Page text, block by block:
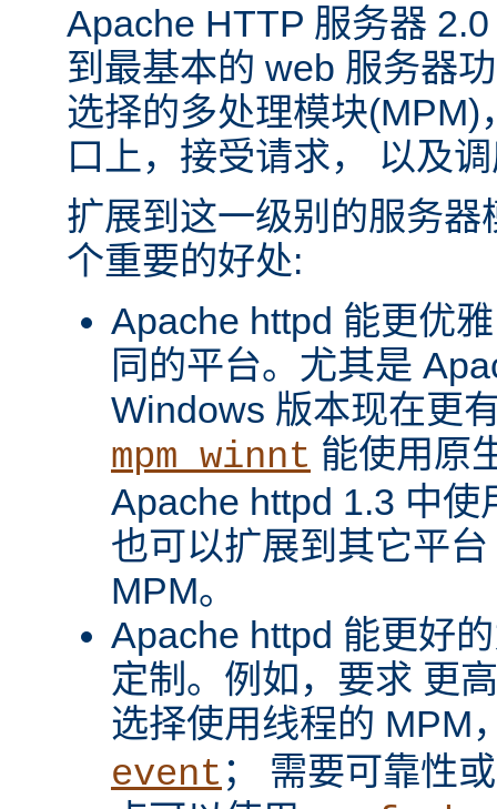
Apache HTTP 服务器
到最基本的 web 服务器
选择的多处理模块
口上，接受请求， 以及
扩展到这一级别的服务
个重要的好处:
Apache httpd 能更优
同的平台。尤其是
Windows 版本现在更
mpm_winnt 能使用原
Apache httpd 1.3 中使
也可以扩展到其它平
MPM。
Apache httpd 能更好
定制。例如，要求 更
选择使用线程的 MPM
event ； 需要可靠性